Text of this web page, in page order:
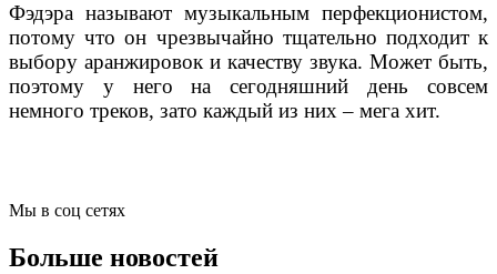
Фэдэра называют музыкальным перфекционистом,
потому что он чрезвычайно тщательно подходит к
выбору аранжировок и качеству звука. Может быть,
поэтому у него на сегодняшний день совсем
немного треков, зато каждый из них – мега хит.
Мы в соц сетях
Больше новостей